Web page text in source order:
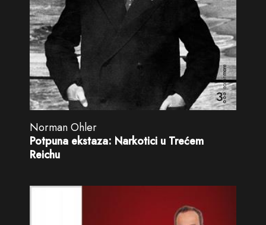
Norman Ohler
Potpuna ekstaza: Narkotici u Trećem
Reichu